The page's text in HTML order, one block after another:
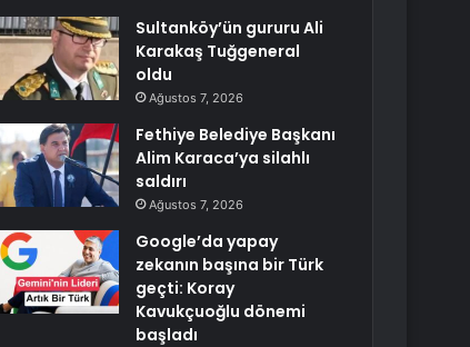
Sultanköy’ün gururu Ali
Karakaş Tuğgeneral
oldu
Ağustos 7, 2026
Fethiye Belediye Başkanı
Alim Karaca’ya silahlı
saldırı
Ağustos 7, 2026
Google’da yapay
zekanın başına bir Türk
geçti: Koray
Kavukçuoğlu dönemi
başladı